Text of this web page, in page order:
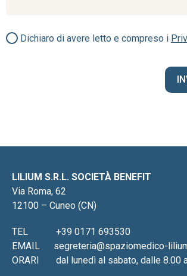
Dichiaro di avere letto e compreso i
LILIUM S.R.L. SOCIETÀ BENEFIT
Via Roma, 62
12100 – Cuneo (CN)
TEL
+39 0171 693530
EMAIL
segreteria@spaziomedico-
ORARI
dal lunedì al sabato, dalle 8.00